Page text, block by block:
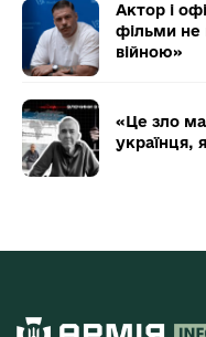
Актор і
фільми не
війною»
«Це зло
українця,